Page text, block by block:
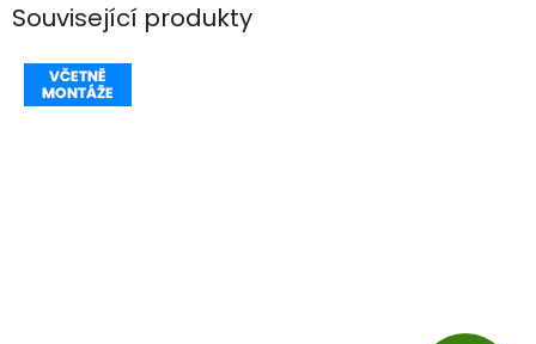
Související produkty